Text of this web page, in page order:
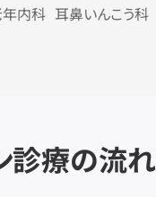
内科 耳鼻いんこう科
診療の流れ